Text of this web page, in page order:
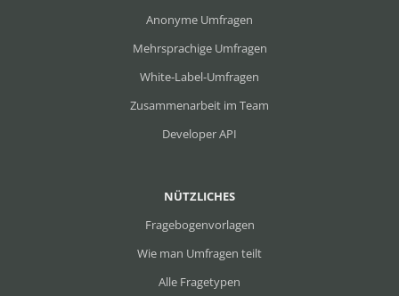
NÜTZLICHES
Fragebogenvorlagen
Wie man Umfragen teilt
Alle Fragetypen
Anonyme Umfragen
Mehrsprachige Umfragen
White-Label-Umfragen
Zusammenarbeit im Team
Developer API